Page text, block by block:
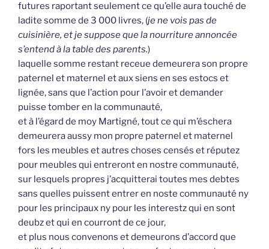
futures raportant seulement ce qu’elle aura touché de
ladite somme de 3 000 livres, (je ne vois pas de
cuisinière, et je suppose que la nourriture annoncée
s’entend à la table des parents.)
laquelle somme restant receue demeurera son propre
paternel et maternel et aux siens en ses estocs et
lignée, sans que l’action pour l’avoir et demander
puisse tomber en la communauté,
et à l’égard de moy Martigné, tout ce qui m’éschera
demeurera aussy mon propre paternel et maternel
fors les meubles et autres choses censés et réputez
pour meubles qui entreront en nostre communauté,
sur lesquels propres j’acquitterai toutes mes debtes
sans quelles puissent entrer en noste communauté ny
pour les principaux ny pour les interestz qui en sont
deubz et qui en courront de ce jour,
et plus nous convenons et demeurons d’accord que